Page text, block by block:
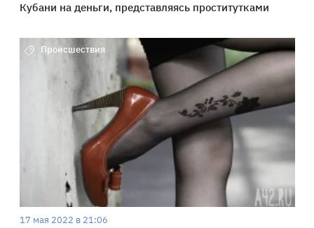
Кубани на деньги, представляясь проститутками
Происшествия
17 мая 2022 в 21:06